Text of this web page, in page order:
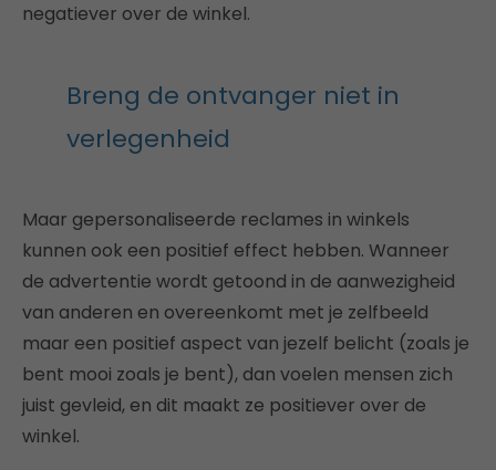
negatiever over de winkel.
Breng de ontvanger niet in
verlegenheid
Maar gepersonaliseerde reclames in winkels
kunnen ook een positief effect hebben. Wanneer
de advertentie wordt getoond in de aanwezigheid
van anderen en overeenkomt met je zelfbeeld
maar een positief aspect van jezelf belicht (zoals je
bent mooi zoals je bent), dan voelen mensen zich
juist gevleid, en dit maakt ze positiever over de
winkel.